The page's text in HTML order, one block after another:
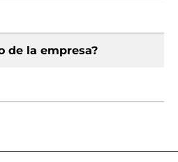
de la empresa?